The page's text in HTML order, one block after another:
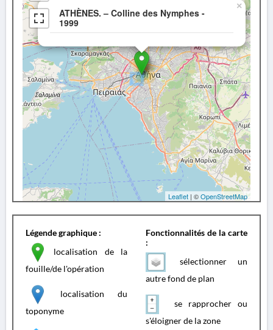
ATHÈNES. – Colline des Nymphes -
1999
×
Leaflet | ©OpenStreetMap
Légende graphique :
localisation de la
fouille/de l'opération
localisation du
toponyme
Fonctionnalités de la carte
:
sélectionner un
autre fond de plan
se rapprocher ou
s'éloigner de la zone